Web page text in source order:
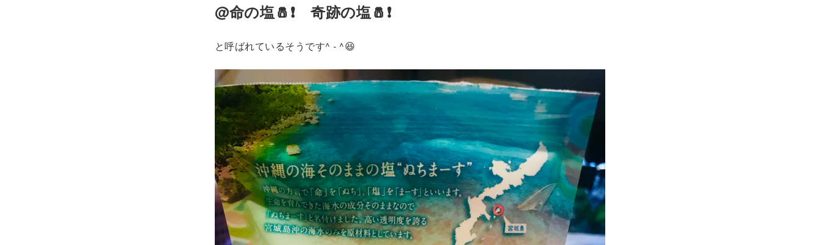
@命の塩🧂❗️ 奇跡の塩🧂❗️
と呼ばれているそうです^ - ^😆